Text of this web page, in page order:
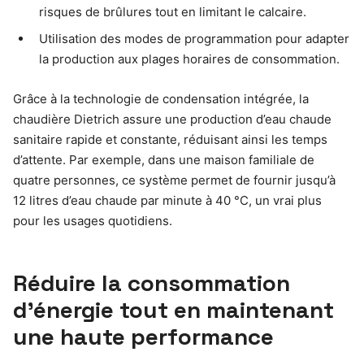
risques de brûlures tout en limitant le calcaire.
Utilisation des modes de programmation pour adapter
la production aux plages horaires de consommation.
Grâce à la technologie de condensation intégrée, la
chaudière Dietrich assure une production d’eau chaude
sanitaire rapide et constante, réduisant ainsi les temps
d’attente. Par exemple, dans une maison familiale de
quatre personnes, ce système permet de fournir jusqu’à
12 litres d’eau chaude par minute à 40 °C, un vrai plus
pour les usages quotidiens.
Réduire la consommation
d’énergie tout en maintenant
une haute performance